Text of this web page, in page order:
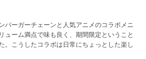
バーガーチェーンと人気アニメのコラボメニ
ューム満点で味も良く、期間限定ということ
。こうしたコラボは日常にちょっとした楽し